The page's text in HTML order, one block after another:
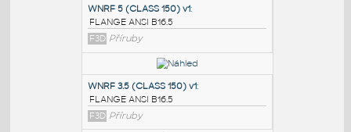
SORF 1.5 (CLASS 150):
FLANGE ANSI B16.5
F3D Příruby